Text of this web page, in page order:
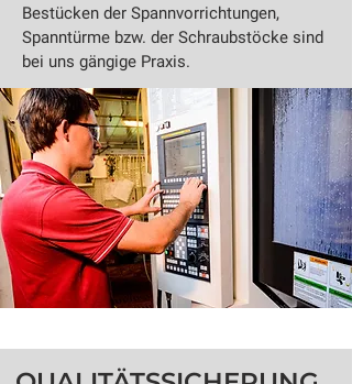
Bestücken der Spannvorrichtungen,
Spanntürme bzw. der Schraubstöcke sind
bei uns gängige Praxis.